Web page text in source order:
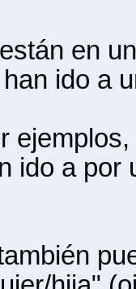
en
ido a
ido a por